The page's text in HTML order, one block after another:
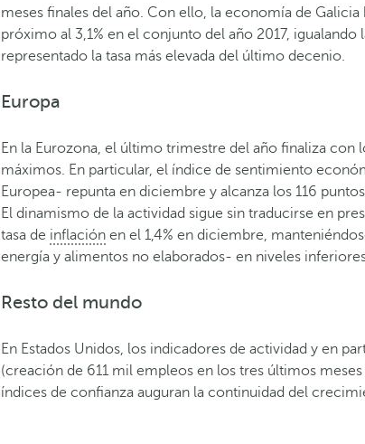
meses finales del año. Con ello, la economía de
próximo al 3,1% en el conjunto del año 2017, igualando
representado la tasa más elevada del último decenio.
Europa
En la Eurozona, el último trimestre del año finaliza con
máximos. En particular, el índice de sentimiento
Europea- repunta en diciembre y alcanza los 116
El dinamismo de la actividad sigue sin traducirse en
tasa de inflación en el 1,4% en diciembre,
energía y alimentos no elaborados- en niveles inferiores
Resto del mundo
En Estados Unidos, los indicadores de actividad y en
(creación de 611 mil empleos en los tres últimos
índices de confianza auguran la continuidad del